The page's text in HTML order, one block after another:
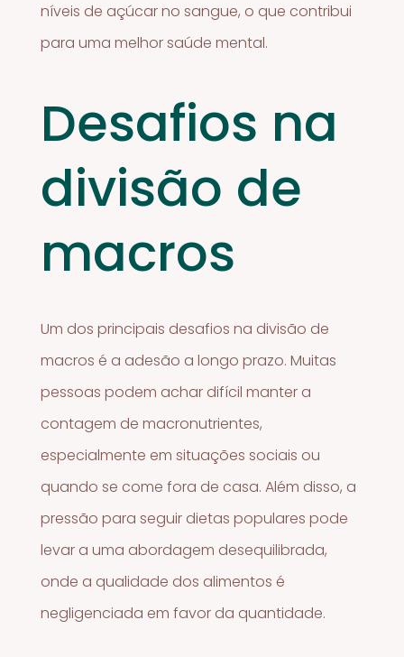
níveis de açúcar no sangue, o que contribui
para uma melhor saúde mental.
Desafios na
divisão de
macros
Um dos principais desafios na divisão de
macros é a adesão a longo prazo. Muitas
pessoas podem achar difícil manter a
contagem de macronutrientes,
especialmente em situações sociais ou
quando se come fora de casa. Além disso, a
pressão para seguir dietas populares pode
levar a uma abordagem desequilibrada,
onde a qualidade dos alimentos é
negligenciada em favor da quantidade.